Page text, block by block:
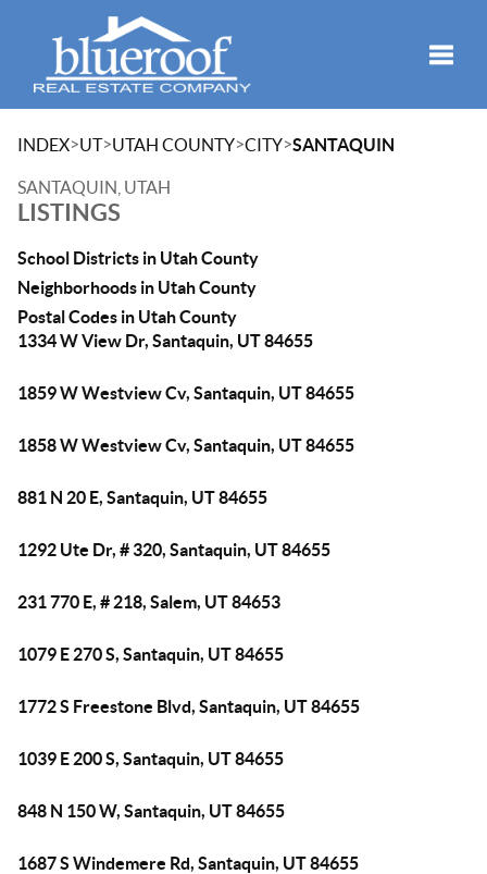
INDEX>UT>UTAH COUNTY>CITY>SANTAQUIN
SANTAQUIN, UTAH
LISTINGS
School Districts in Utah County
Neighborhoods in Utah County
Postal Codes in Utah County
1334 W View Dr, Santaquin, UT 84655
1859 W Westview Cv, Santaquin, UT 84655
1858 W Westview Cv, Santaquin, UT 84655
881 N 20 E, Santaquin, UT 84655
1292 Ute Dr, # 320, Santaquin, UT 84655
231 770 E, # 218, Salem, UT 84653
1079 E 270 S, Santaquin, UT 84655
1772 S Freestone Blvd, Santaquin, UT 84655
1039 E 200 S, Santaquin, UT 84655
848 N 150 W, Santaquin, UT 84655
1687 S Windemere Rd, Santaquin, UT 84655